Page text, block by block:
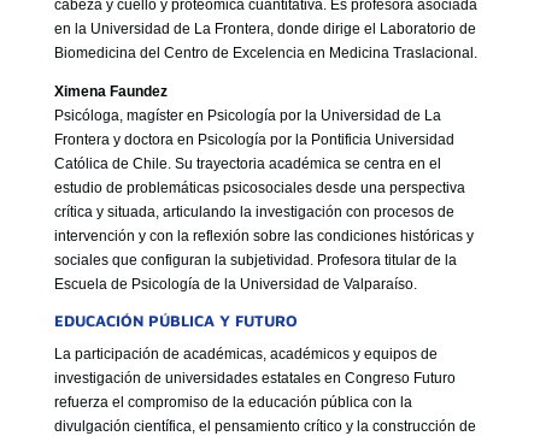
cabeza y cuello y proteómica cuantitativa. Es profesora asociada
en la Universidad de La Frontera, donde dirige el Laboratorio de
Biomedicina del Centro de Excelencia en Medicina Traslacional.
Ximena Faundez
Psicóloga, magíster en Psicología por la Universidad de La
Frontera y doctora en Psicología por la Pontificia Universidad
Católica de Chile. Su trayectoria académica se centra en el
estudio de problemáticas psicosociales desde una perspectiva
crítica y situada, articulando la investigación con procesos de
intervención y con la reflexión sobre las condiciones históricas y
sociales que configuran la subjetividad. Profesora titular de la
Escuela de Psicología de la Universidad de Valparaíso.
EDUCACIÓN PÚBLICA Y FUTURO
La participación de académicas, académicos y equipos de
investigación de universidades estatales en Congreso Futuro
refuerza el compromiso de la educación pública con la
divulgación científica, el pensamiento crítico y la construcción de